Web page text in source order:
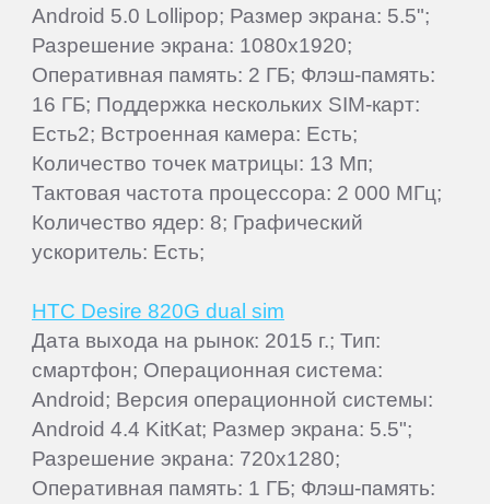
Android 5.0 Lollipop; Размер экрана: 5.5";
Разрешение экрана: 1080x1920;
Оперативная память: 2 ГБ; Флэш-память:
16 ГБ; Поддержка нескольких SIM-карт:
Есть2; Встроенная камера: Есть;
Количество точек матрицы: 13 Мп;
Тактовая частота процессора: 2 000 МГц;
Количество ядер: 8; Графический
ускоритель: Есть;
HTC Desire 820G dual sim
Дата выхода на рынок: 2015 г.; Тип:
смартфон; Операционная система:
Android; Версия операционной системы:
Android 4.4 KitKat; Размер экрана: 5.5";
Разрешение экрана: 720x1280;
Оперативная память: 1 ГБ; Флэш-память: